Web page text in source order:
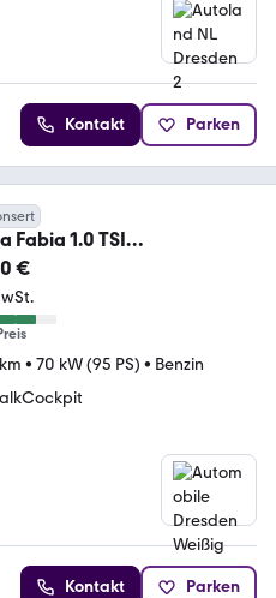
Kontakt Parken
Fabia 1.0 TSI
€
• 70 kW (95 PS) • Benzin
Kontakt Parken